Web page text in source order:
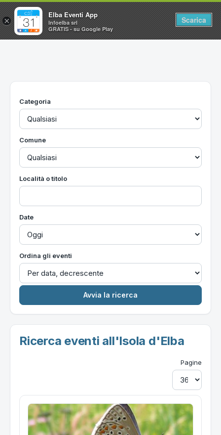
Home
Utilità
Categoria
Comune
Località o titolo
Date
Ordina gli eventi
Ricerca eventi all'Isola d'Elba
Pagine
×
Elba Eventi App
Infoelba srl
GRATIS - su Google Play
Scarica